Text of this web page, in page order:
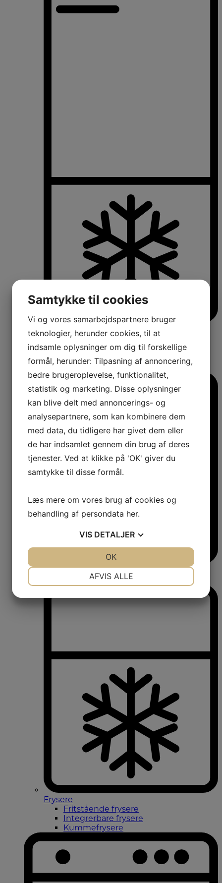
Køle-/fryseskabe
Fritstående køle-/fryseskabe
Integrerbare køle-/fryseskabe
Køleskabe med fryseboks
Amerikanerkøleskabe
Vinkøleskabe
Vinkøleskabe
Frysere
Fritstående frysere
Integrerbare frysere
Kummefrysere
Samtykke til cookies
Vi og vores samarbejdspartnere bruger
teknologier, herunder cookies, til at
indsamle oplysninger om dig til forskellige
formål, herunder: Tilpasning af annoncering,
bedre brugeroplevelse, funktionalitet,
statistik og marketing. Disse oplysninger
kan blive delt med annoncerings- og
analysepartnere, som kan kombinere dem
med data, du tidligere har givet dem eller
de har indsamlet gennem din brug af deres
tjenester. Ved at klikke på 'OK' giver du
samtykke til disse formål.
Læs mere om vores brug af cookies og
behandling af persondata her.
VIS DETALJER
AFVIS ALLE
OK